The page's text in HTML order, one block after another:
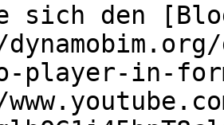
sich den
player-in-